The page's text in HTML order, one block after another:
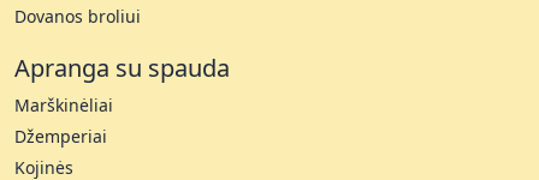
Dovanos broliui
Apranga su spauda
Marškinėliai
Džemperiai
Kojinės